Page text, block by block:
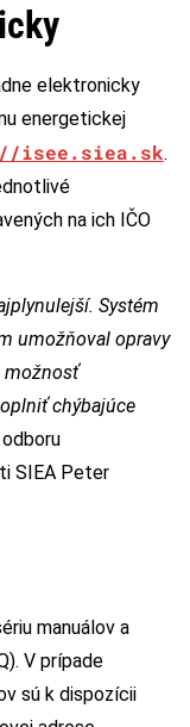
elektronicky
energetickej
isee.siea.sk.
na ich IČO
Systém
umožňoval opravy
možnosť
chýbajúce
SIEA Peter
manuálov a
V prípade
sú k dispozícii